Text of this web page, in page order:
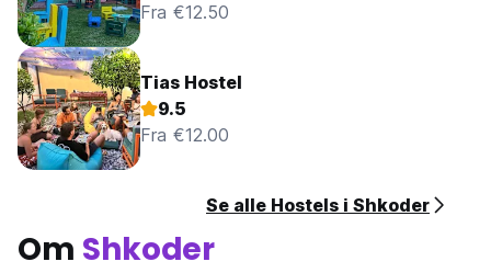
Fra €12.50
Tias Hostel
9.5
Fra €12.00
Se alle Hostels i Shkoder
Om Shkoder